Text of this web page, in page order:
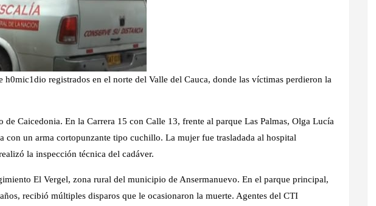
h0mic1dio registrados en el norte del Valle del Cauca, donde las víctimas perdieron la
Caicedonia. En la Carrera 15 con Calle 13, frente al parque Las Palmas, Olga Lucía
con un arma cortopunzante tipo cuchillo. La mujer fue trasladada al hospital
la inspección técnica del cadáver.
El Vergel, zona rural del municipio de Ansermanuevo. En el parque principal,
recibió múltiples disparos que le ocasionaron la muerte. Agentes del CTI